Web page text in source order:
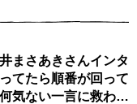
まさあきさんインタ
てたら順番が回って
気ない一言に救われ